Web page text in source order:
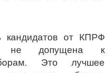
кандидатов от КПРФ
не допущена к
Это лучшее